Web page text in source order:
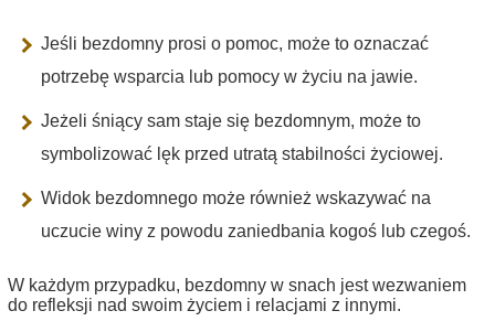
Jeśli bezdomny prosi o pomoc, może to oznaczać
potrzebę wsparcia lub pomocy w życiu na jawie.
Jeżeli śniący sam staje się bezdomnym, może to
symbolizować lęk przed utratą stabilności życiowej.
Widok bezdomnego może również wskazywać na
uczucie winy z powodu zaniedbania kogoś lub czegoś.
W każdym przypadku, bezdomny w snach jest wezwaniem
do refleksji nad swoim życiem i relacjami z innymi.